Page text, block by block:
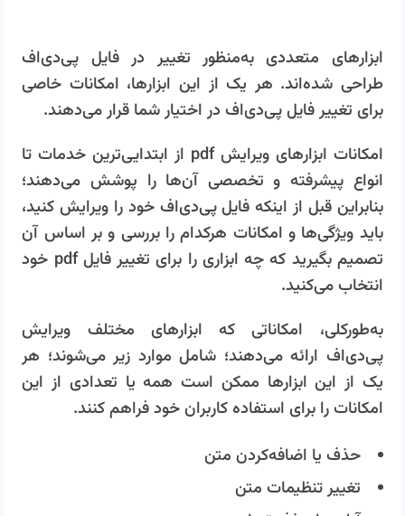
ابزارهای متعددی به‌منظور تغییر در فایل پی‌دی‌اف
طراحی شده‌اند. هر یک از این ابزارها، امکانات خاصی
برای تغییر فایل پی‌دی‌اف در اختیار شما قرار می‌دهند.
امکانات ابزارهای ویرایش pdf از ابتدایی‌ترین خدمات تا
انواع پیشرفته و تخصصی آن‌ها را پوشش می‌دهند؛
بنابراین قبل از اینکه فایل پی‌دی‌اف خود را ویرایش کنید،
باید ویژگی‌ها و امکانات هرکدام را بررسی و بر اساس آن
تصمیم بگیرید که چه ابزاری را برای تغییر فایل pdf خود
انتخاب می‌کنید.
به‌طورکلی، امکاناتی که ابزارهای مختلف ویرایش
پی‌دی‌اف ارائه می‌دهند؛ شامل موارد زیر می‌شوند؛ هر
یک از این ابزارها ممکن است همه یا تعدادی از این
امکانات را برای استفاده کاربران خود فراهم کنند.
حذف یا اضافه‌کردن متن
تغییر تنظیمات متن